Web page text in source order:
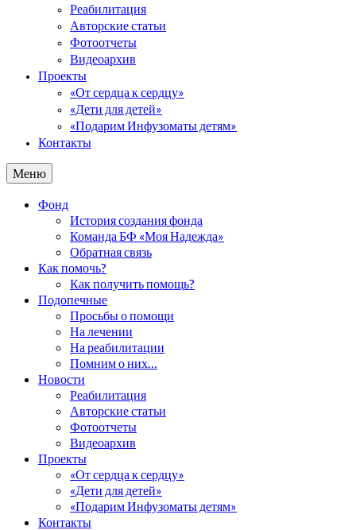
Реабилитация
Авторские статьи
Фотоотчеты
Видеоархив
Проекты
«От сердца к сердцу»
«Дети для детей»
«Подарим Инфузоматы детям»
Контакты
Меню
Фонд
История создания фонда
Команда БФ «Моя Надежда»
Обратная связь
Как помочь?
Как получить помощь?
Подопечные
Просьбы о помощи
На лечении
На реабилитации
Помним о них…
Новости
Реабилитация
Авторские статьи
Фотоотчеты
Видеоархив
Проекты
«От сердца к сердцу»
«Дети для детей»
«Подарим Инфузоматы детям»
Контакты